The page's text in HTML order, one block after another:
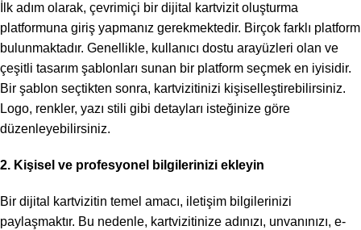
İlk adım olarak, çevrimiçi bir dijital kartvizit oluşturma
platformuna giriş yapmanız gerekmektedir. Birçok farklı platform
bulunmaktadır. Genellikle, kullanıcı dostu arayüzleri olan ve
çeşitli tasarım şablonları sunan bir platform seçmek en iyisidir.
Bir şablon seçtikten sonra, kartvizitinizi kişiselleştirebilirsiniz.
Logo, renkler, yazı stili gibi detayları isteğinize göre
düzenleyebilirsiniz.
2. Kişisel ve profesyonel bilgilerinizi ekleyin
Bir dijital kartvizitin temel amacı, iletişim bilgilerinizi
paylaşmaktır. Bu nedenle, kartvizitinize adınızı, unvanınızı, e-